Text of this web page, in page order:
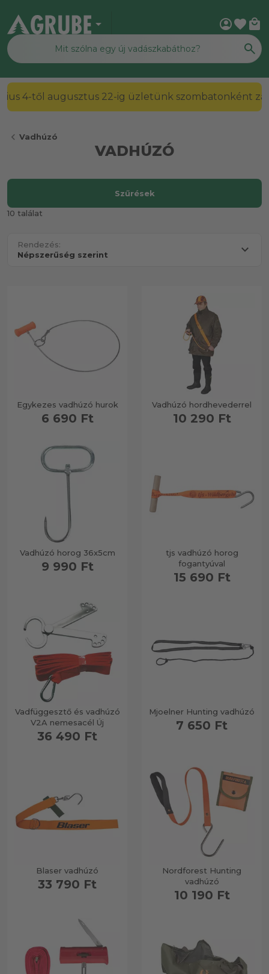
arrow_drop_down account_circlefavorite local_mall
2026. július 4-től augusztus 22-ig üzletünk
chevron_left Vadhúzó
VADHÚZÓ
10 találat
Rendezés:
Egykezes vadhúzó hurok
6 690 Ft
Vadhúzó hordhevederrel
10 290 Ft
Vadhúzó horog 36x5cm
9 990 Ft
tjs vadhúzó horog
fogantyúval
15 690 Ft
Vadfüggesztő és vadhúzó
V2A nemesacél Új
36 490 Ft
Mjoelner Hunting vadhúzó
7 650 Ft
Blaser vadhúzó
33 790 Ft
Nordforest Hunting
vadhúzó
10 190 Ft
Szűrések